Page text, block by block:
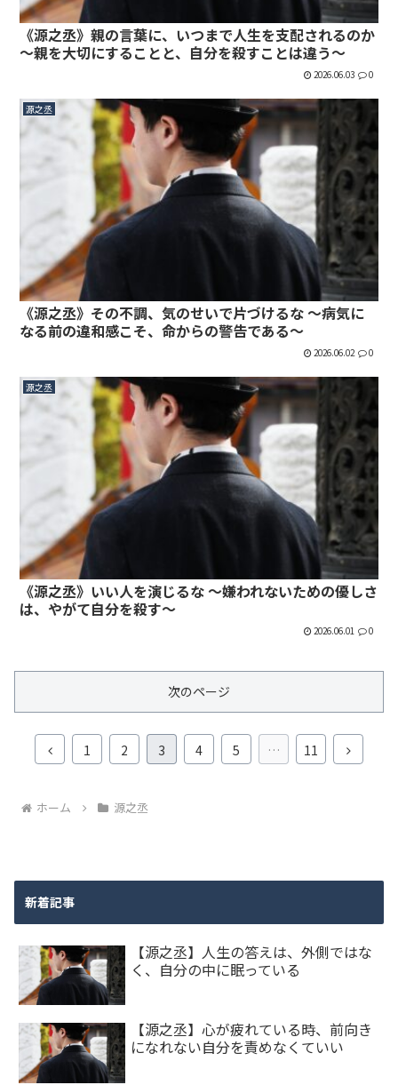
《源之丞》親の言葉に、いつまで人生を支配されるのか
〜親を大切にすることと、自分を殺すことは違う〜
2026.06.03 0
源之丞
《源之丞》その不調、気のせいで片づけるな 〜病気に
なる前の違和感こそ、命からの警告である〜
2026.06.02 0
源之丞
《源之丞》いい人を演じるな 〜嫌われないための優しさ
は、やがて自分を殺す〜
2026.06.01 0
次のページ
前
1 2 3 4 5 … 11
次
ホーム 源之丞
新着記事
【源之丞】人生の答えは、外側ではな
く、自分の中に眠っている
【源之丞】心が疲れている時、前向き
になれない自分を責めなくていい